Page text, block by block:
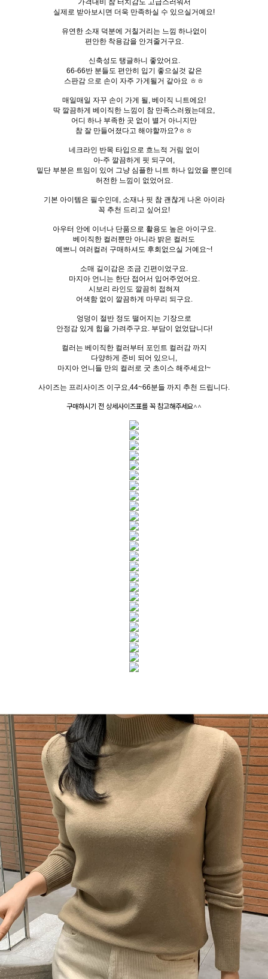
가격대비 참 터치감도 고급스러워서
실제로 받아보시면 더욱 만족하실 수 있으실거예요!
유연한 소재 덕분에 거칠거리는 느낌 하나없이
편안한 착용감을 안겨줄거구요.
신축성도 탱글하니 좋았어요.
66-66반 분들도 편안히 입기 좋으실것 같은
스판감 으로 손이 자주 가게될거 같아요 ㅎㅎ
매일매일 자꾸 손이 가게 될, 베이직 니트에요!
딱 깔끔하게 베이직한 느낌이 참 만족스러웠는데요,
어디 하나 부족한 곳 없이 별거 아니지만
참 잘 만들어졌다고 해야할까요?ㅎㅎ
네크라인 반목 타입으로 흐느적 거림 없이
아-주 깔끔하게 핏 되구여,
밑단 부분은 트임이 있어 그냥 심플한 니트 하나 입었을 뿐인데
허전한 느낌이 없었어요.
기본 아이템은 필수인데, 소재나 핏 참 괜찮게 나온 아이라
꼭 추천 드리고 싶어요!
아우터 안에 이너나 단품으로 활용도 높은 아이구요.
베이직한 컬러뿐만 아니라 밝은 컬러도
예쁘니 여러컬러 구매하셔도 후회없으실 거예요~!
소매 길이감은 조금 긴편이었구요.
마지아 언니는 한단 접어서 입어주었어요.
시보리 라인도 깔끔히 접혀져
어색함 없이 깔끔하게 마무리 되구요.
엉덩이 절반 정도 떨어지는 기장으로
안정감 있게 힙을 가려주구요. 부담이 없었답니다!
컬러는 베이직한 컬러부터 포인트 컬러감 까지
다양하게 준비 되어 있으니,
마지아 언니들 만의 컬러로 굿 초이스 해주세요!~
사이즈는 프리사이즈 이구요,44~66분들 까지 추천 드립니다.
구매하시기 전 상세사이즈표를 꼭 참고해주세요^^